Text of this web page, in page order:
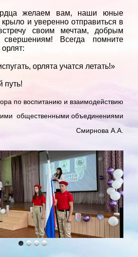
желаем вам, наши юные
и уверенно отправиться в
своим мечтам, добрым
Всегда помните
орлята учатся летать!»
путь!
по воспитанию и взаимодействию
общественными объединениями
Смирнова А.А.